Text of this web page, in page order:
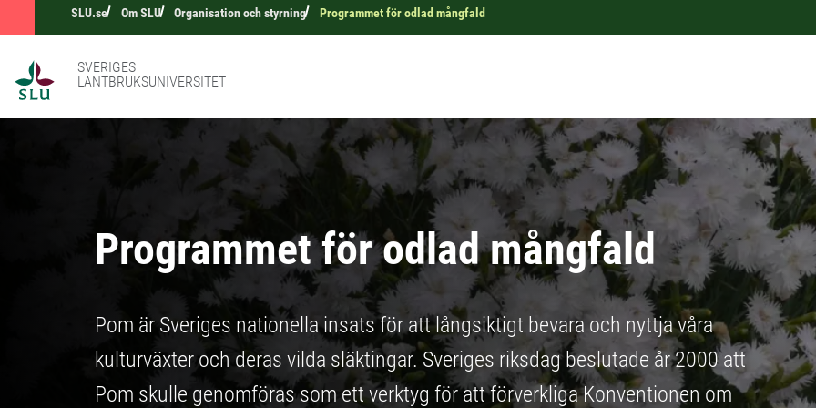
SLU.se Om SLU Organisation och styrning Programmet för odlad mångfald
SVERIGES
LANTBRUKSUNIVERSITET
Programmet för odlad mångfald
Pom är Sveriges nationella insats för att långsiktigt bevara och nyttja våra
kulturväxter och deras vilda släktingar. Sveriges riksdag beslutade år 2000 att
Pom skulle genomföras som ett verktyg för att förverkliga Konventionen om